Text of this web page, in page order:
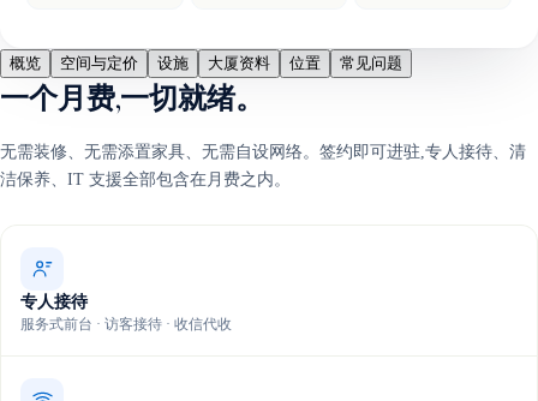
概览 空间与定价 设施 大厦资料 位置 常见问题
一个月费,一切就绪。
无需装修、无需添置家具、无需自设网络。签约即可进驻,专人接待、清
洁保养、IT 支援全部包含在月费之内。
专人接待
服务式前台 · 访客接待 · 收信代收